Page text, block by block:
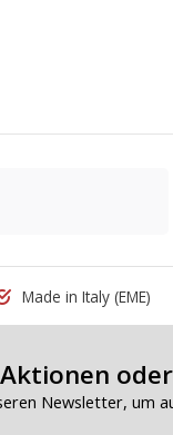
Made in Italy (EME)
Newsletter, um